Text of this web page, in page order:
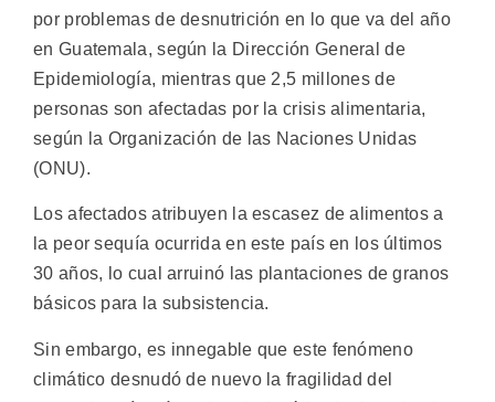
por problemas de desnutrición en lo que va del año
en Guatemala, según la Dirección General de
Epidemiología, mientras que 2,5 millones de
personas son afectadas por la crisis alimentaria,
según la Organización de las Naciones Unidas
(ONU).
Los afectados atribuyen la escasez de alimentos a
la peor sequía ocurrida en este país en los últimos
30 años, lo cual arruinó las plantaciones de granos
básicos para la subsistencia.
Sin embargo, es innegable que este fenómeno
climático desnudó de nuevo la fragilidad del